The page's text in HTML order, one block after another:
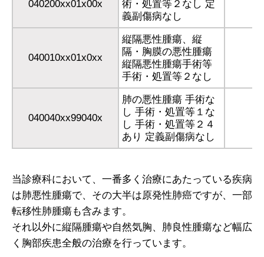
040200xx01x00x
術・処置等２なし 定
義副傷病なし
040010xx01x0xx
縦隔悪性腫瘍、縦
隔・胸膜の悪性腫瘍
縦隔悪性腫瘍手術等
手術・処置等２なし
040040xx99040x
肺の悪性腫瘍 手術な
し 手術・処置等１な
し 手術・処置等２４
あり 定義副傷病なし
当診療科において、一番多く治療にあたっている疾病
は肺悪性腫瘍で、その大半は原発性肺癌ですが、一部
転移性肺腫瘍も含みます。
それ以外に縦隔腫瘍や自然気胸、肺良性腫瘍など幅広
く胸部疾患全般の治療を行っています。